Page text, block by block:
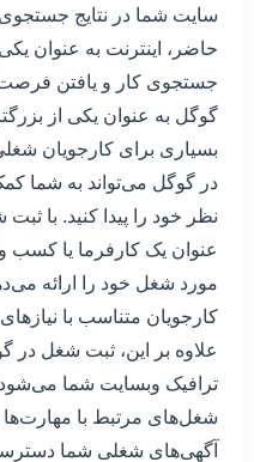
سایت شما در نتایج
حاضر، اینترنت به عنوان
جستجوی کار و یافتن
گوگل به عنوان یکی از
بسیاری برای کارجویان
در گوگل می‌تواند به شما
نظر خود را پیدا کنید. با
عنوان یک کارفرما یا کسب
مورد شغل خود را ارائه
کارجویان متناسب با
علاوه بر این، ثبت شغل در
ترافیک وبسایت شما
شغل‌های مرتبط با
آگهی‌های شغلی شما